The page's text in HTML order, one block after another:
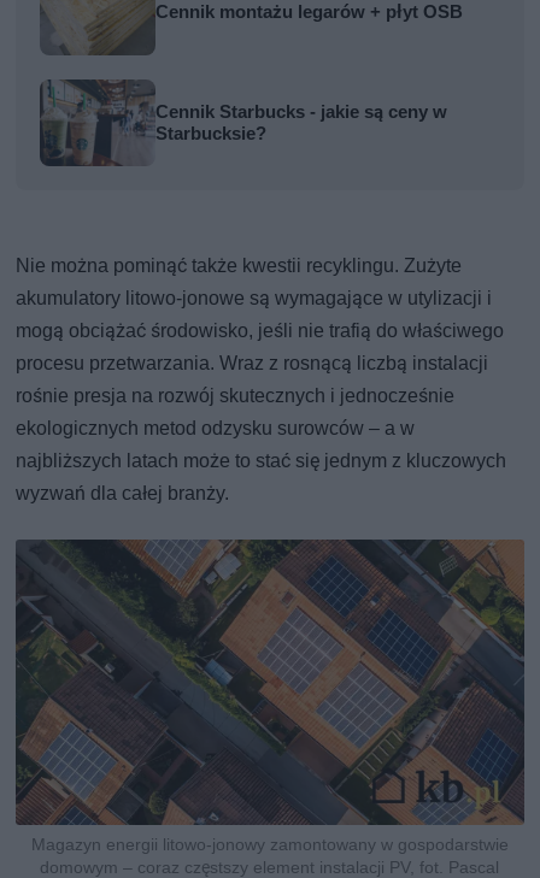
Cennik montażu legarów + płyt OSB
Cennik Starbucks - jakie są ceny w
Starbucksie?
Nie można pominąć także kwestii recyklingu. Zużyte
akumulatory litowo-jonowe są wymagające w utylizacji i
mogą obciążać środowisko, jeśli nie trafią do właściwego
procesu przetwarzania. Wraz z rosnącą liczbą instalacji
rośnie presja na rozwój skutecznych i jednocześnie
ekologicznych metod odzysku surowców – a w
najbliższych latach może to stać się jednym z kluczowych
wyzwań dla całej branży.
Magazyn energii litowo-jonowy zamontowany w gospodarstwie
domowym – coraz częstszy element instalacji PV, fot. Pascal